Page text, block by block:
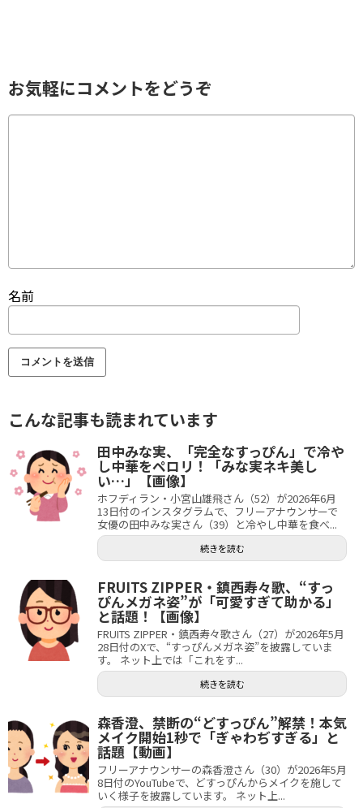
お気軽にコメントをどうぞ
名前
こんな記事も読まれています
田中みな実、「完全なすっぴん」で冷や
し中華をペロリ！「みな実ネキ美し
い…」【画像】
ホフディラン・小宮山雄飛さん（52）が2026年6月
13日付のインスタグラムで、フリーアナウンサーで
女優の田中みな実さん（39）と冷やし中華を食べ...
続きを読む
FRUITS ZIPPER・鎮西寿々歌、“すっ
ぴんメガネ姿”が「可愛すぎて助かる」
と話題！【画像】
FRUITS ZIPPER・鎮西寿々歌さん（27）が2026年5月
28日付のXで、“すっぴんメガネ姿”を披露していま
す。 ネット上では「これをす...
続きを読む
森香澄、禁断の“どすっぴん”解禁！本気
メイク開始1秒で「ぎゃわぢすぎる」と
話題【動画】
フリーアナウンサーの森香澄さん（30）が2026年5月
8日付のYouTubeで、どすっぴんからメイクを施して
いく様子を披露しています。 ネット上...